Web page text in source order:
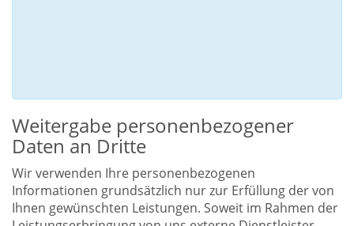
Weitergabe personenbezogener
Daten an Dritte
Wir verwenden Ihre personenbezogenen
Informationen grundsätzlich nur zur Erfüllung der von
Ihnen gewünschten Leistungen. Soweit im Rahmen der